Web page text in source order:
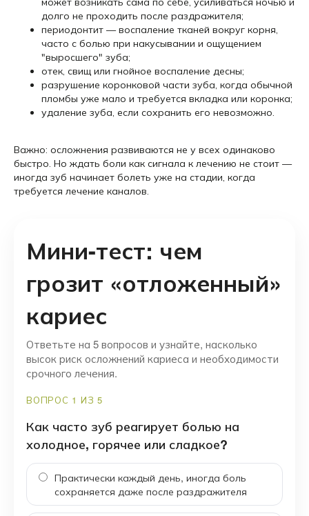
долго не проходить после раздражителя;
периодонтит — воспаление тканей вокруг корня,
часто с болью при накусывании и ощущением
"выросшего" зуба;
отек, свищ или гнойное воспаление десны;
разрушение коронковой части зуба, когда обычной
пломбы уже мало и требуется вкладка или коронка;
удаление зуба, если сохранить его невозможно.
Важно: осложнения развиваются не у всех одинаково
быстро. Но ждать боли как сигнала к лечению не стоит —
иногда зуб начинает болеть уже на стадии, когда
требуется лечение каналов.
Мини-тест: чем
грозит «отложенный»
кариес
Ответьте на 5 вопросов и узнайте, насколько
высок риск осложнений кариеса и необходимости
срочного лечения.
ВОПРОС 1 ИЗ 5
Как часто зуб реагирует болью на
холодное, горячее или сладкое?
Практически каждый день, иногда боль
сохраняется даже после раздражителя